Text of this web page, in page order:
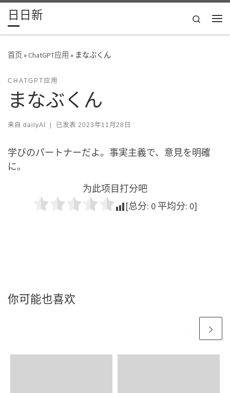
Skip to content
日日新
Search
首页»ChatGPT应用 » まなぶくん
CHATGPT应用
まなぶくん
来自 dailyAI | 已发表 2023年11月28日
学びのパートナーだよ。事実主義で、意見を明確
に。
为此项目打分吧
[总分: 0 平均分: 0]
你可能也喜欢